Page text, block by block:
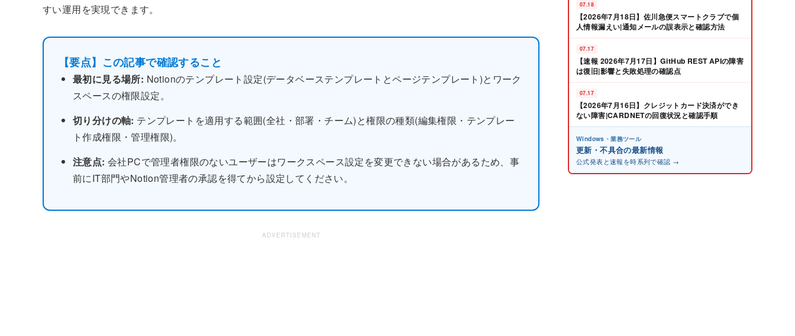
すい運用を実現できます。
【要点】この記事で確認すること
最初に見る場所: Notionのテンプレート設定(データベーステンプレートとページテンプレート)とワーク
スペースの権限設定。
切り分けの軸: テンプレートを適用する範囲(全社・部署・チーム)と権限の種類(編集権限・テンプレー
ト作成権限・管理権限)。
注意点: 会社PCで管理者権限のないユーザーはワークスペース設定を変更できない場合があるため、事
前にIT部門やNotion管理者の承認を得てから設定してください。
ADVERTISEMENT
07.18
【2026年7月18日】佐川急便スマートクラブで個
人情報漏えい|通知メールの誤表示と確認方法
07.17
【速報 2026年7月17日】GitHub REST APIの障害
は復旧|影響と失敗処理の確認点
07.17
【2026年7月16日】クレジットカード決済ができ
ない障害|CARDNETの回復状況と確認手順
Windows・業務ツール
更新・不具合の最新情報
公式発表と速報を時系列で確認 →